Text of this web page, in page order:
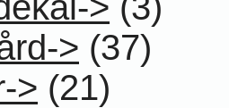
> (37)
> (21)